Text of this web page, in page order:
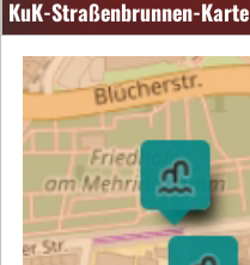
KuK-Straßenbrunnen-Karte